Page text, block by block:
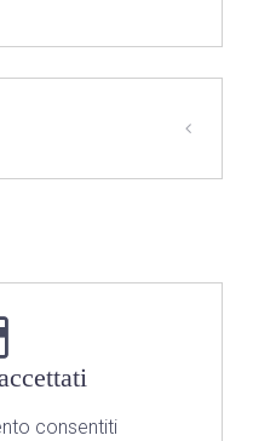
consentiti